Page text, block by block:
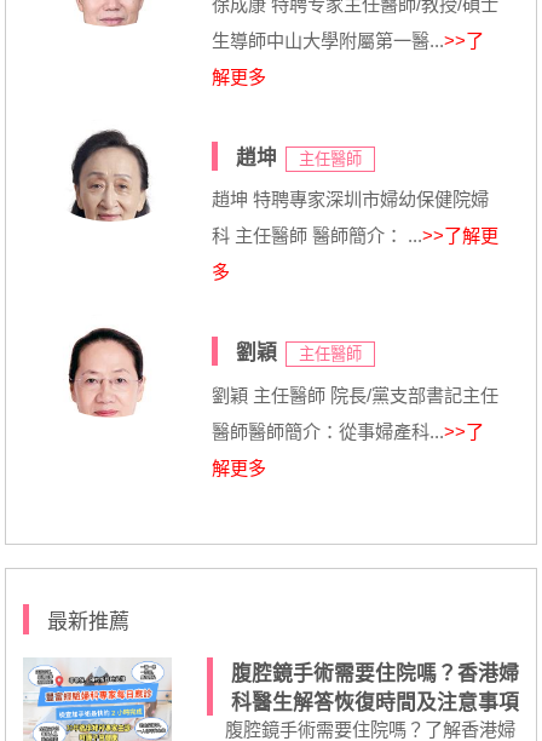
生導師中山大學附屬第一醫...>>了
解更多
趙坤 主任醫師
趙坤 特聘專家深圳市婦幼保健院婦
科 主任醫師 醫師簡介： ...>>了解更
多
劉穎 主任醫師
劉穎 主任醫師 院長/黨支部書記主任
醫師醫師簡介：從事婦產科...>>了
解更多
最新推薦
腹腔鏡手術需要住院嗎？香港婦
科醫生解答恢復時間及注意事項
腹腔鏡手術需要住院嗎？了解香港婦